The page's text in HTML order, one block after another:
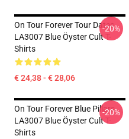
On Tour Forever Tour Dates
LA3007 Blue Öyster Cult T-
Shirts
€ 24,38 - € 28,06
-20%
On Tour Forever Blue Pillars
LA3007 Blue Öyster Cult T-
Shirts
-20%